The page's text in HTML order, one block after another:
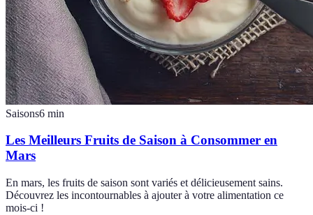
Saisons6 min
Les Meilleurs Fruits de Saison à Consommer en
Mars
En mars, les fruits de saison sont variés et délicieusement sains.
Découvrez les incontournables à ajouter à votre alimentation ce
mois-ci !